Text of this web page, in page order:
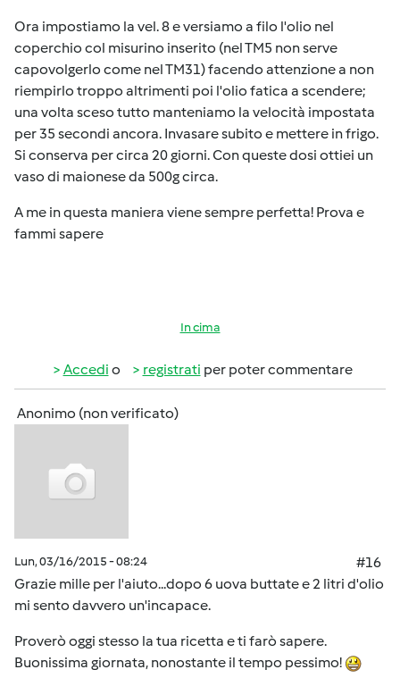
Ora impostiamo la vel. 8 e versiamo a filo l'olio nel
coperchio col misurino inserito (nel TM5 non serve
capovolgerlo come nel TM31) facendo attenzione a non
riempirlo troppo altrimenti poi l'olio fatica a scendere;
una volta sceso tutto manteniamo la velocità impostata
per 35 secondi ancora. Invasare subito e mettere in frigo.
Si conserva per circa 20 giorni. Con queste dosi ottiei un
vaso di maionese da 500g circa.
A me in questa maniera viene sempre perfetta! Prova e
fammi sapere
In cima
Accedi o registrati per poter commentare
Anonimo (non verificato)
Lun, 03/16/2015 - 08:24
#16
Grazie mille per l'aiuto...dopo 6 uova buttate e 2 litri d'olio
mi sento davvero un'incapace.
Proverò oggi stesso la tua ricetta e ti farò sapere.
Buonissima giornata, nonostante il tempo pessimo!